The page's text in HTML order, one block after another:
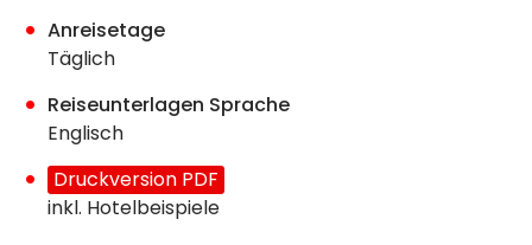
Anreisetage
Täglich
Reiseunterlagen Sprache
Englisch
Druckversion PDF
inkl. Hotelbeispiele